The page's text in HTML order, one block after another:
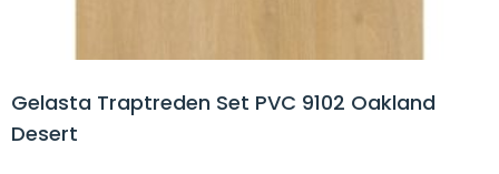
Gelasta Traptreden Set PVC 9102 Oakland
Desert